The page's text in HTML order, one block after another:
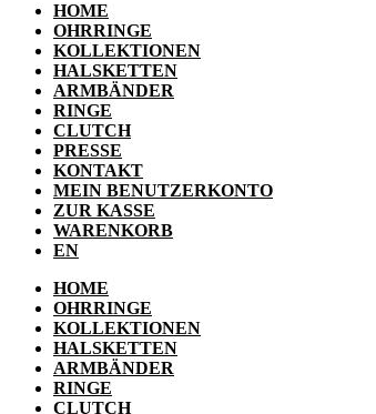
HOME
OHRRINGE
KOLLEKTIONEN
HALSKETTEN
ARMBÄNDER
RINGE
CLUTCH
PRESSE
KONTAKT
MEIN BENUTZERKONTO
ZUR KASSE
WARENKORB
EN
HOME
OHRRINGE
KOLLEKTIONEN
HALSKETTEN
ARMBÄNDER
RINGE
CLUTCH